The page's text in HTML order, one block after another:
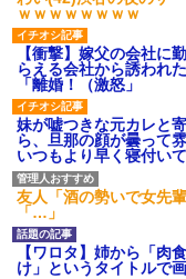
ｗｗｗｗｗｗｗｗ
【衝撃】嫁父の会社
らえる会社から誘われ
「離婚！（激怒」
妹が嘘つきな元カレと
ら、旦那の顔が曇って
いつもより早く寝付い
友人「酒の勢いで女先
「…」
【ワロタ】姉から「肉
け」というタイトルで